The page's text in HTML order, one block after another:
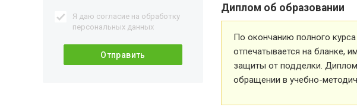
Диплом об образовании
По окончанию полного
отпечатывается на бланке,
защиты от подделки.
обращении в учебно-
Я даю согласие на обработку
персональных данных